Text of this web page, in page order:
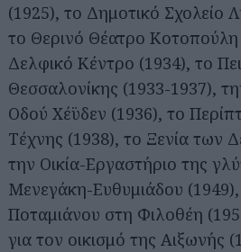
(1925), το Δημοτικό Σχολείο
το Θερινό Θέατρο Κοτοπούλη
Δελφικό Κέντρο (1934), το
Θεσσαλονίκης (1933-1937),
Οδού Χέϋδεν (1936), το
Τέχνης (1938), το Ξενία των
την Οικία-Εργαστήριο της
Μενεγάκη-Ευθυμιάδου (1949),
Ποταμιάνου στη Φιλοθέη
για τον οικισμό της Αιξωνής